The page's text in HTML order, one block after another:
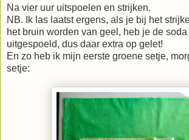
Na vier uur uitspoelen en strijken.
NB. Ik las laatst ergens, als je bij het
het bruin worden van geel, heb je de
uitgespoeld, dus daar extra op gelet!
En zo heb ik mijn eerste groene setje,
setje: